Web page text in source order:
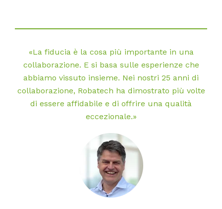
«La fiducia è la cosa più importante in una
collaborazione. E si basa sulle esperienze che
abbiamo vissuto insieme. Nei nostri 25 anni di
collaborazione, Robatech ha dimostrato più volte
di essere affidabile e di offrire una qualità
eccezionale.»